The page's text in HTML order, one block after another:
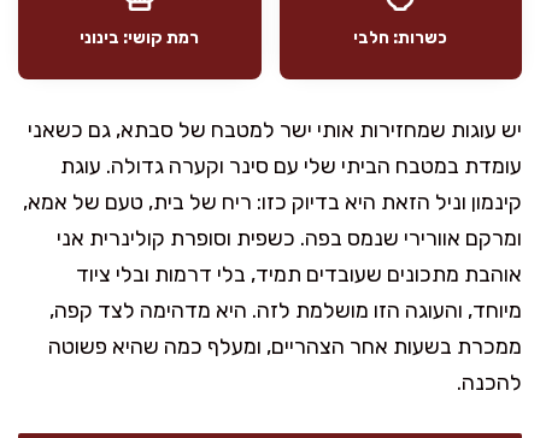
כשרות: חלבי רמת קושי: בינוני
יש עוגות שמחזירות אותי ישר למטבח של סבתא, גם כשאני
עומדת במטבח הביתי שלי עם סינר וקערה גדולה. עוגת
קינמון וניל הזאת היא בדיוק כזו: ריח של בית, טעם של אמא,
ומרקם אוורירי שנמס בפה. כשפית וסופרת קולינרית אני
אוהבת מתכונים שעובדים תמיד, בלי דרמות ובלי ציוד
מיוחד, והעוגה הזו מושלמת לזה. היא מדהימה לצד קפה,
ממכרת בשעות אחר הצהריים, ומעלף כמה שהיא פשוטה
להכנה.